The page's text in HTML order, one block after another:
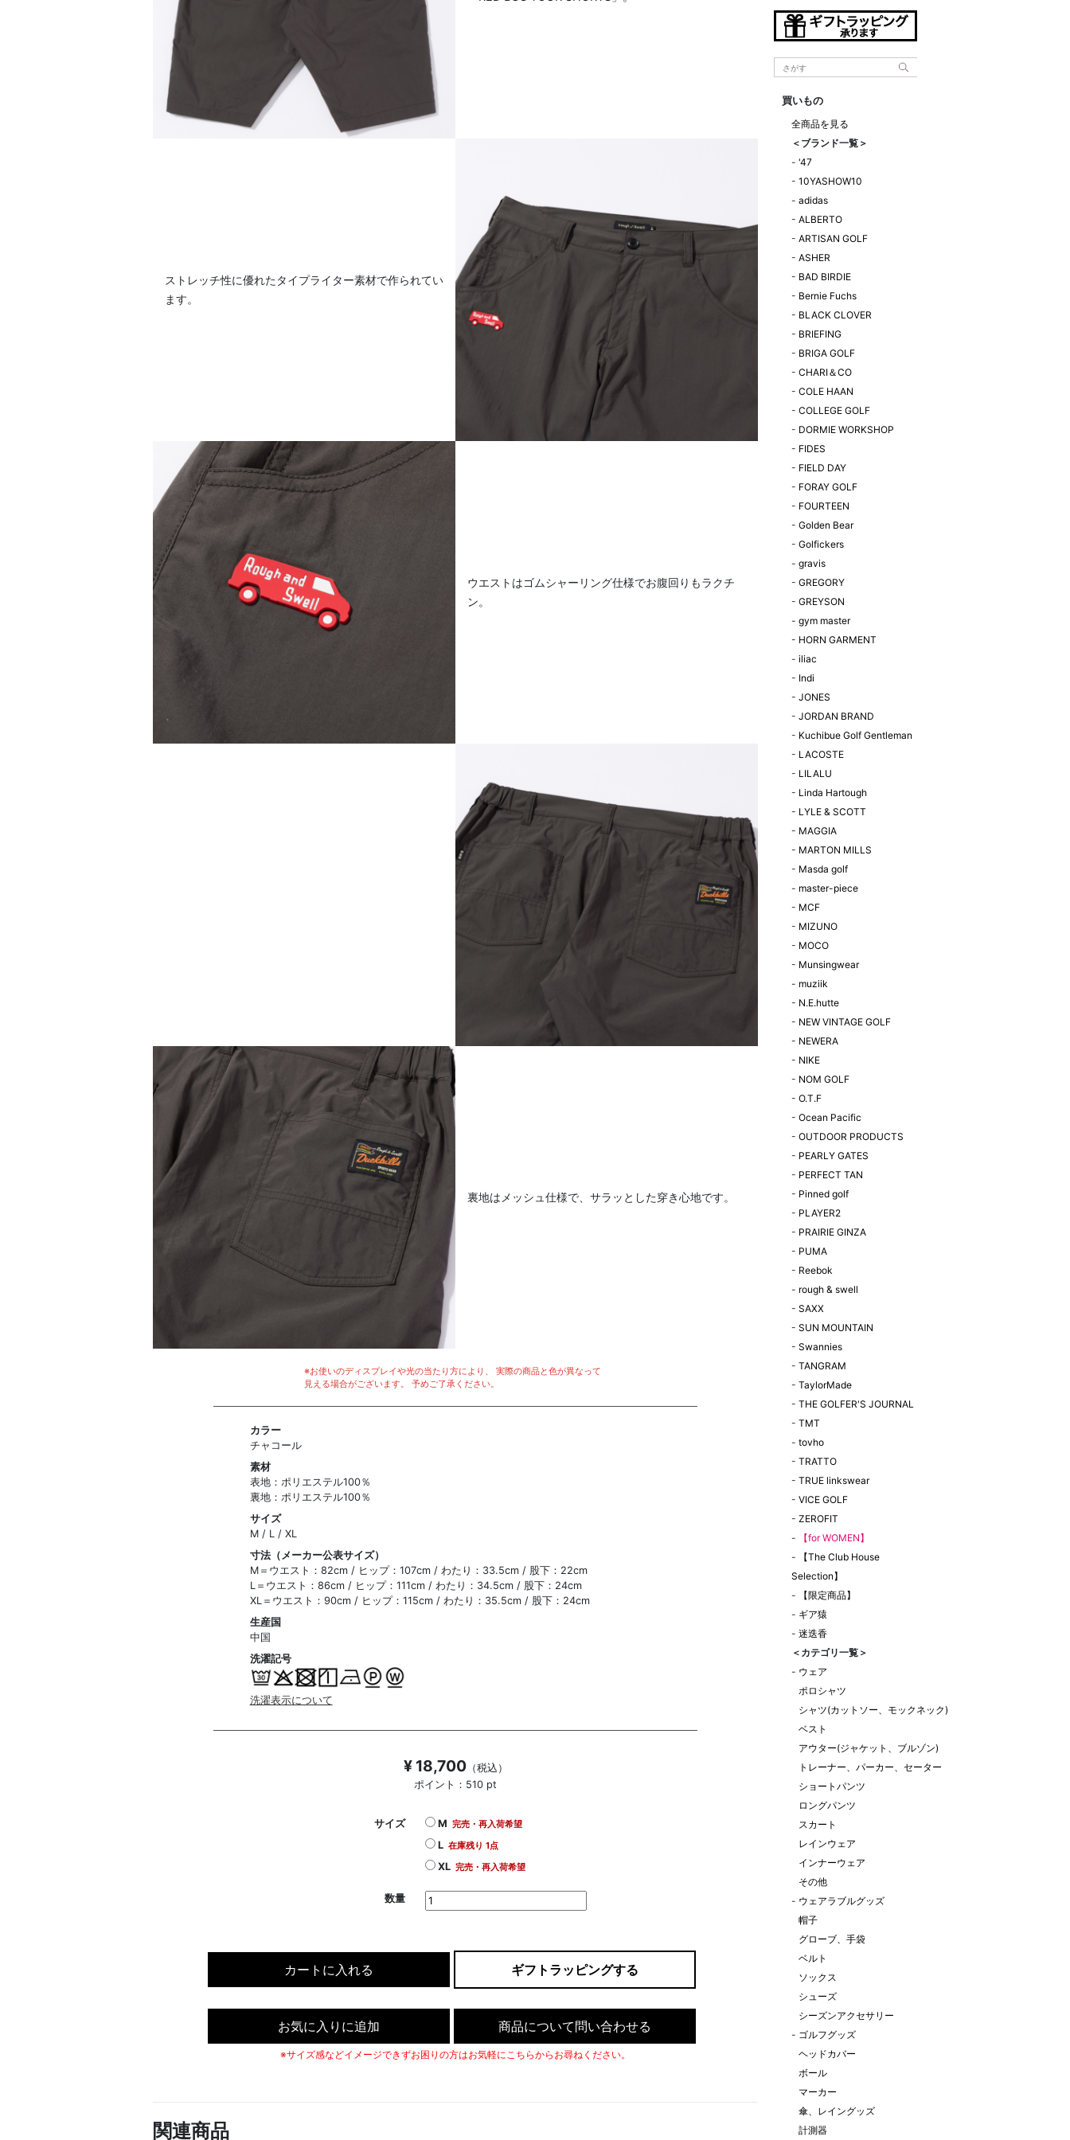
ストレッチ性に優れたタイプライター素材で作られてい
ます。
ウエストはゴムシャーリング仕様でお腹回りもラクチ
ン。
裏地はメッシュ仕様で、サラッとした穿き心地です。
※お使いのディスプレイや光の当たり方により、 実際の商品と色が異なって
見える場合がございます。 予めご了承ください。
カラー
チャコール
素材
表地：ポリエステル100％
裏地：ポリエステル100％
サイズ
M / L / XL
寸法（メーカー公表サイズ）
M＝ウエスト：82cm / ヒップ：107cm / わたり：33.5cm / 股下：22cm
L＝ウエスト：86cm / ヒップ：111cm / わたり：34.5cm / 股下：24cm
XL＝ウエスト：90cm / ヒップ：115cm / わたり：35.5cm / 股下：24cm
生産国
中国
洗濯記号
洗濯表示について
¥ 18,700（税込）
ポイント：510 pt
サイズ M 完売・再入荷希望
L 在庫残り 1点
XL 完売・再入荷希望
数量
カートに入れる ギフトラッピングする
お気に入りに追加 商品について問い合わせる
※サイズ感などイメージできずお困りの方はお気軽にこちらからお尋ねください。
関連商品
買いもの
全商品を見る
＜ブランド一覧＞
- '47
- 10YASHOW10
- adidas
- ALBERTO
- ARTISAN GOLF
- ASHER
- BAD BIRDIE
- Bernie Fuchs
- BLACK CLOVER
- BRIEFING
- BRIGA GOLF
- CHARI＆CO
- COLE HAAN
- COLLEGE GOLF
- DORMIE WORKSHOP
- FIDES
- FIELD DAY
- FORAY GOLF
- FOURTEEN
- Golden Bear
- Golfickers
- gravis
- GREGORY
- GREYSON
- gym master
- HORN GARMENT
- iliac
- Indi
- JONES
- JORDAN BRAND
- Kuchibue Golf Gentleman
- LACOSTE
- LILALU
- Linda Hartough
- LYLE & SCOTT
- MAGGIA
- MARTON MILLS
- Masda golf
- master-piece
- MCF
- MIZUNO
- MOCO
- Munsingwear
- muziik
- N.E.hutte
- NEW VINTAGE GOLF
- NEWERA
- NIKE
- NOM GOLF
- O.T.F
- Ocean Pacific
- OUTDOOR PRODUCTS
- PEARLY GATES
- PERFECT TAN
- Pinned golf
- PLAYER2
- PRAIRIE GINZA
- PUMA
- Reebok
- rough & swell
- SAXX
- SUN MOUNTAIN
- Swannies
- TANGRAM
- TaylorMade
- THE GOLFER'S JOURNAL
- TMT
- tovho
- TRATTO
- TRUE linkswear
- VICE GOLF
- ZEROFIT
-
【for WOMEN】
-
【The Club House
Selection】
-
【限定商品】
- ギア猿
- 迷迭香
＜カテゴリ一覧＞
- ウェア
ポロシャツ
シャツ(カットソー、モックネック)
ベスト
アウター(ジャケット、ブルゾン)
トレーナー、パーカー、セーター
ショートパンツ
ロングパンツ
スカート
レインウェア
インナーウェア
その他
- ウェアラブルグッズ
帽子
グローブ、手袋
ベルト
ソックス
シューズ
シーズンアクセサリー
- ゴルフグッズ
ヘッドカバー
ボール
マーカー
傘、レイングッズ
計測器